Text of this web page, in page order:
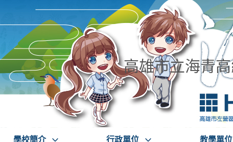
高雄市立海青
學校簡介 行政單位 教學單位